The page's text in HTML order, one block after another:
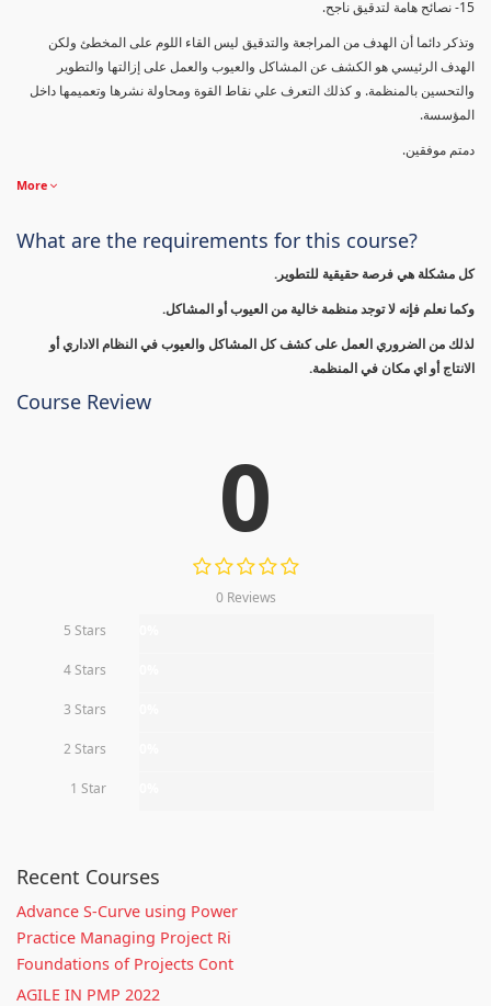
15- نصائح هامة لتدقيق ناجح.
وتذكر دائما أن الهدف من المراجعة والتدقيق ليس القاء اللوم على المخطئ ولكن
الهدف الرئيسي هو الكشف عن المشاكل والعيوب والعمل على إزالتها والتطوير
والتحسين بالمنظمة. و كذلك التعرف علي نقاط القوة ومحاولة نشرها وتعميمها داخل
المؤسسة.
دمتم موفقين.
More
What are the requirements for this course?
كل مشكلة هي فرصة حقيقية للتطوير.
وكما نعلم فإنه لا توجد منظمة خالية من العيوب أو المشاكل.
لذلك من الضروري العمل على كشف كل المشاكل والعيوب في النظام الاداري أو
الانتاج أو اي مكان في المنظمة.
Course Review
0
0 Reviews
5 Stars
4 Stars
3 Stars
2 Stars
1 Star
Recent Courses
Advance S-Curve using Power
Practice Managing Project Ri
Foundations of Projects Cont
AGILE IN PMP 2022